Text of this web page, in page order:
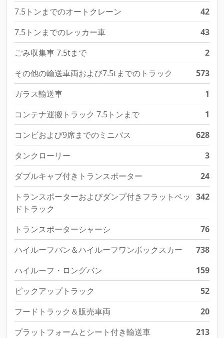
7.5トンまでのオートクレーン
42
7.5トンまでのレッカー車
43
ごみ収集車 7.5tまで
2
その他の輸送車両および7.5tまでのトラック
573
ガラス輸送車
1
コンテナ運搬トラック 7.5トンまで
1
コンビおよび9席までのミニバス
628
タンクローリー
3
ダブルキャブ付きトランスポーター
24
トランスポーターおよびダンプ付きフラットベッ
ドトラック
342
トランスポーターシャーシ
76
ハイルーフバン＆ハイルーフワンボックスカー
738
ハイルーフ・ロングバン
159
ピックアップトラック
52
フードトラック＆販売車両
20
プラットフォームとシート付き輸送車
213